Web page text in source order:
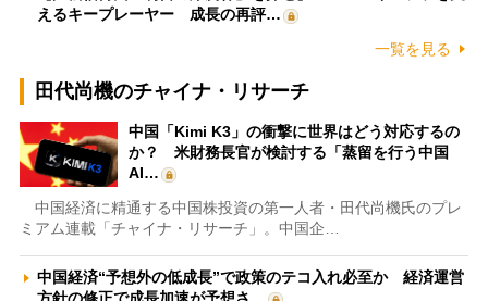
えるキープレーヤー 成長の再評…
一覧を見る
田代尚機のチャイナ・リサーチ
中国「Kimi K3」の衝撃に世界はどう対応するの
か？ 米財務長官が検討する「蒸留を行う中国
AI…
中国経済に精通する中国株投資の第一人者・田代尚機氏のプレ
ミアム連載「チャイナ・リサーチ」。中国企…
中国経済“予想外の低成長”で政策のテコ入れ必至か 経済運営